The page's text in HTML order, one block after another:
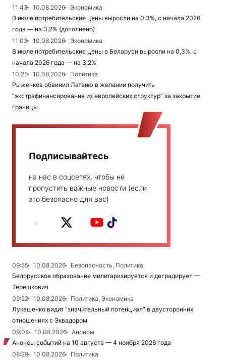
11:43
10.08.2026
Экономика
В июле потребительские цены выросли на 0,3%, с начала 2026
года — на 3,2% (дополнено)
11:03
10.08.2026
Экономика
В июле потребительские цены в Беларуси выросли на 0,3%, с
начала 2026 года — на 3,2%
10:25
10.08.2026
Политика
Рыженков обвинил Латвию в желании получить
“экстрафинансирование из европейских структур” за закрытие
границы
Подписывайтесь
на нас в соцсетях, чтобы не
пропустить важные новости (если
это безопасно для вас)
09:55 10.08.2026
Безопасность, Политика
Белорусское образование милитаризируется и деградирует —
Терешкович
09:22
10.08.2026
Политика, Экономика
Лукашенко видит “значительный потенциал” в двусторонних
отношениях с Эквадором
09:04
10.08.2026
Анонсы
Анонсы событий на 10 августа — 4 ноября 2026 года
08:29
10.08.2026
Политика